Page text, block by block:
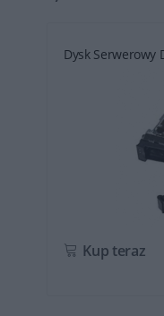
Dysk Serwerowy
Kup teraz